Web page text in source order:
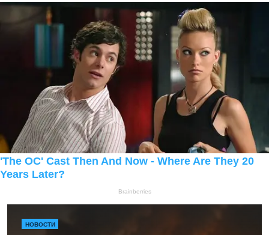
НОВОСТИ